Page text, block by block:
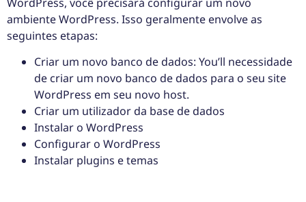
ambiente WordPress. Isso geralmente envolve as
seguintes etapas:
Criar um novo banco de dados: You’ll necessidade
de criar um novo banco de dados para o seu site
WordPress em seu novo host.
Criar um utilizador da base de dados
Instalar o WordPress
Configurar o WordPress
Instalar plugins e temas